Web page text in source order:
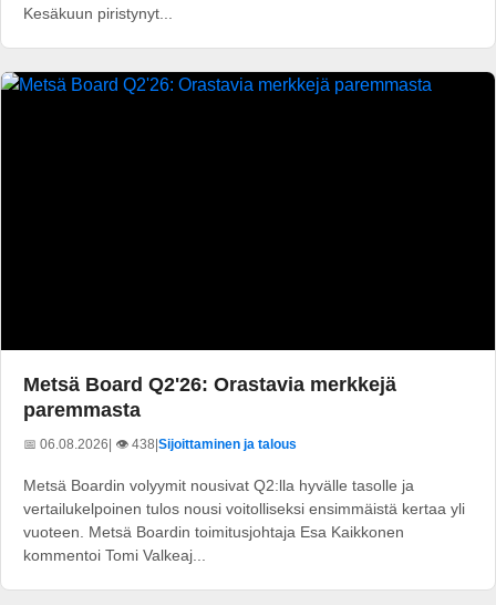
Kesäkuun piristynyt...
Metsä Board Q2'26: Orastavia merkkejä
paremmasta
📅 06.08.2026| 👁️ 438|Sijoittaminen ja talous
Metsä Boardin volyymit nousivat Q2:lla hyvälle tasolle ja
vertailukelpoinen tulos nousi voitolliseksi ensimmäistä kertaa yli
vuoteen. Metsä Boardin toimitusjohtaja Esa Kaikkonen
kommentoi Tomi Valkeaj...